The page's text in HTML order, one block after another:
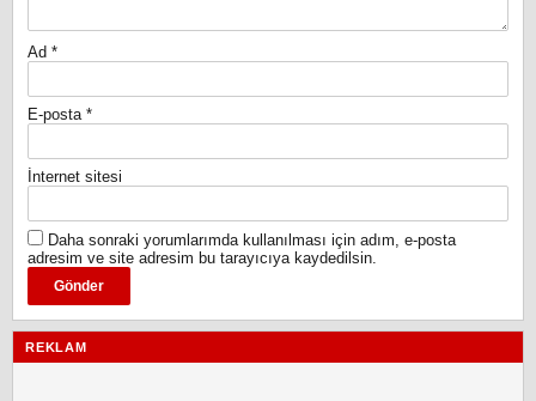
Ad *
E-posta *
İnternet sitesi
Daha sonraki yorumlarımda kullanılması için adım, e-posta
adresim ve site adresim bu tarayıcıya kaydedilsin.
REKLAM